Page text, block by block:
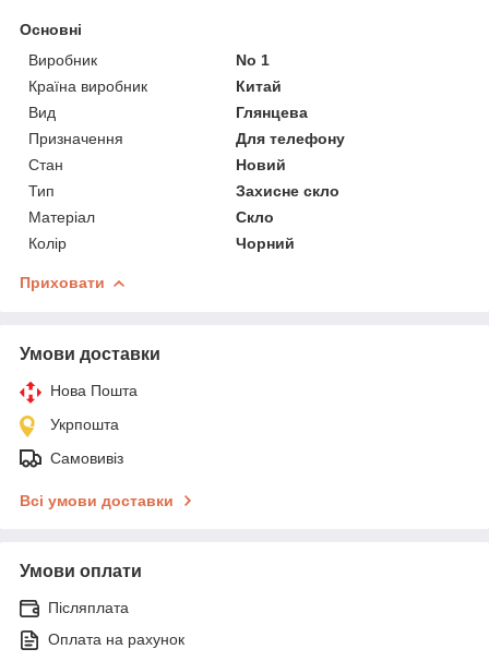
Основні
Виробник
No 1
Країна виробник
Китай
Вид
Глянцева
Призначення
Для телефону
Стан
Новий
Тип
Захисне скло
Матеріал
Скло
Колір
Чорний
Приховати
Умови доставки
Нова Пошта
Укрпошта
Самовивіз
Всі умови доставки
Умови оплати
Післяплата
Оплата на рахунок